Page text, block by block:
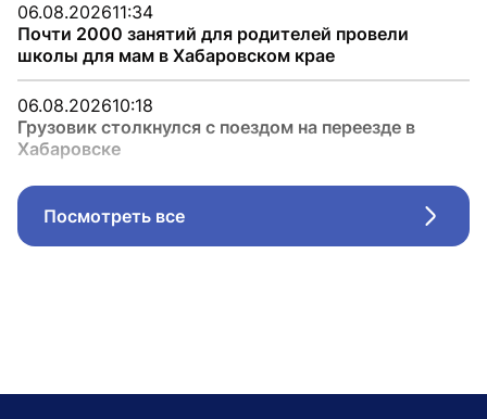
06.08.202611:34
Почти 2000 занятий для родителей провели
школы для мам в Хабаровском крае
06.08.202610:18
Грузовик столкнулся с поездом на переезде в
Хабаровске
Посмотреть все